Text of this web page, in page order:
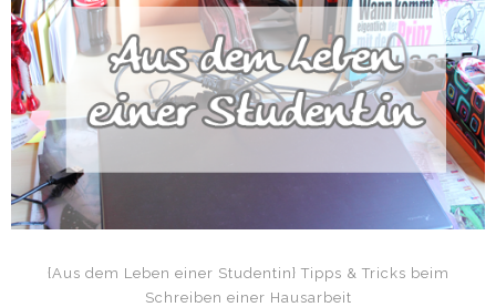
{Aus dem Leben einer Studentin} Tipps & Tricks beim
Schreiben einer Hausarbeit